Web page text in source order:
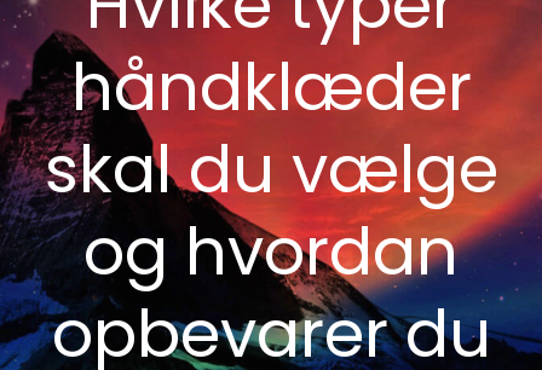
håndklæder
skal du vælge
og hvordan
opbevarer du